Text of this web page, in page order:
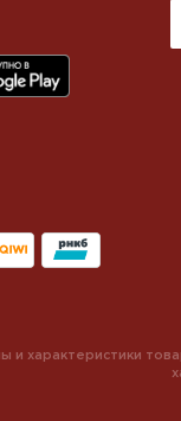
и характеристики